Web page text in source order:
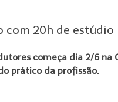
com 20h de estúdio
começa dia 2/6
prático da profissão.